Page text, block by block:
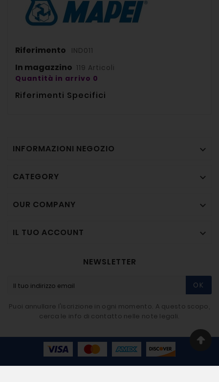
Riferimento IND011
In magazzino 119 Articoli
Quantità in arrivo 0
Riferimenti Specifici
INFORMAZIONI NEGOZIO 
CATEGORY 
OUR COMPANY 
IL TUO ACCOUNT 
NEWSLETTER
OK
Puoi annullare l'iscrizione in ogni momento. A questo scopo,
cerca le info di contatto nelle note legali.